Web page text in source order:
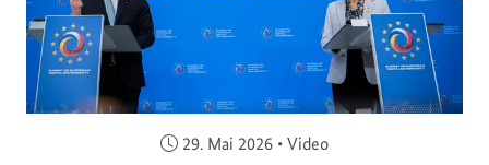
Veröffentlicht am:
29. Mai 2026 • Video